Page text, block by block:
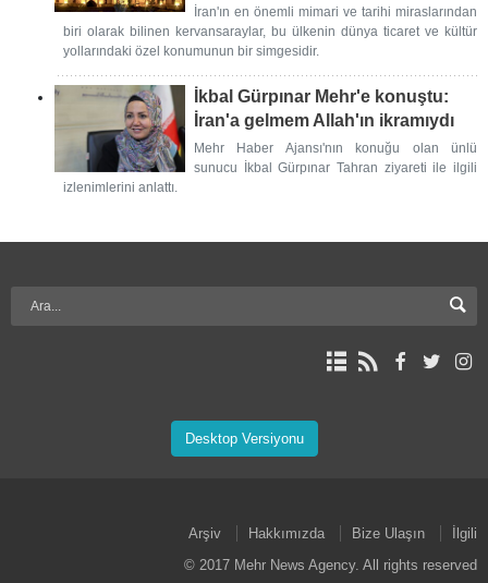
İran'ın en önemli mimari ve tarihi miraslarından
biri olarak bilinen kervansaraylar, bu ülkenin dünya ticaret ve kültür
yollarındaki özel konumunun bir simgesidir.
İkbal Gürpınar Mehr'e konuştu:
İran'a gelmem Allah'ın ikramıydı
Mehr Haber Ajansı'nın konuğu olan ünlü
sunucu İkbal Gürpınar Tahran ziyareti ile ilgili
izlenimlerini anlattı.
Desktop Versiyonu
Arşiv Hakkımızda Bize Ulaşın
İlgili
© 2017 Mehr News Agency. All rights reserved